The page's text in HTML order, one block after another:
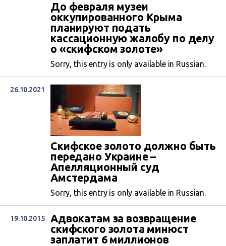
До февраля музеи
оккупированного Крыма
планируют подать
кассационную жалобу по делу
о «скифском золоте»
Sorry, this entry is only available in Russian.
26.10.2021
Скифское золото должно быть
передано Украине –
Апелляционный суд
Амстердама
Sorry, this entry is only available in Russian.
19.10.2015
Адвокатам за возвращение
скифского золота минюст
заплатит 6 миллионов